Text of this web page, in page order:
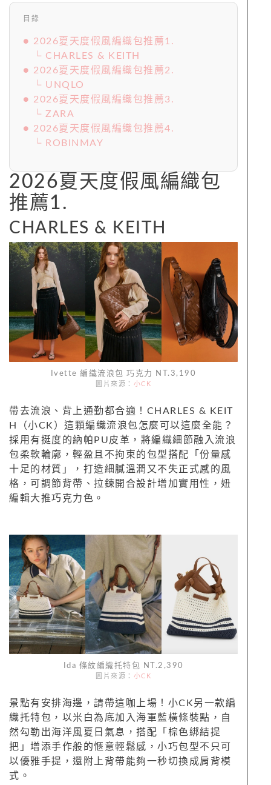
目錄
● 2026夏天度假風編織包推薦1.
└ CHARLES & KEITH
● 2026夏天度假風編織包推薦2.
└ UNQLO
● 2026夏天度假風編織包推薦3.
└ ZARA
● 2026夏天度假風編織包推薦4.
└ ROBINMAY
2026夏天度假風編織包
推薦1.
CHARLES & KEITH
Ivette 編織流浪包 巧克力 NT.3,190
圖片來源： 小CK
帶去流浪、背上通勤都合適！CHARLES & KEIT
H（小CK）這顆編織流浪包怎麼可以這麼全能？
採用有挺度的納帕PU皮革，將編織細節融入流浪
包柔軟輪廓，輕盈且不拘束的包型搭配「份量感
十足的材質」，打造細膩溫潤又不失正式感的風
格，可調節背帶、拉鍊開合設計增加實用性，妞
編輯大推巧克力色。
Ida 條紋編織托特包 NT.2,390
圖片來源： 小CK
景點有安排海邊，請帶這咖上場！小CK另一款編
織托特包，以米白為底加入海軍藍橫條裝點，自
然勾勒出海洋風夏日氣息，搭配「棕色綁結提
把」增添手作般的愜意輕鬆感，小巧包型不只可
以優雅手提，還附上背帶能夠一秒切換成肩背模
式。